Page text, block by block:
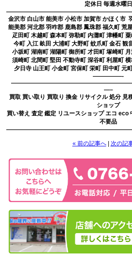
定休日 毎週水曜日
金沢市 白山市 能美市 小松市 加賀市 かほく市
能美郡 河北郡 羽咋郡 鹿島郡 鳳珠郡 福久町 荒
疋田町 木越町 森本町 弥勒町 内灘町 津幡町
今町 入江 畝田 大浦町 大野町 蚊爪町 金石 観
小坂町 湖南町 湖陽町 御所町 才田町 塚崎町
須崎町 北間町 堅田 不動寺町 深谷町 利屋町
夕日寺 山王町 小金町 宮保町 栄町 田中町 元
—————-
—–
買取 買い取り 買取り 換金 リサイクル 処分 見
ショップ
買い替え 査定 鑑定 リユースショップ エコ eco
不要品
« 前の記事へ| 次の記